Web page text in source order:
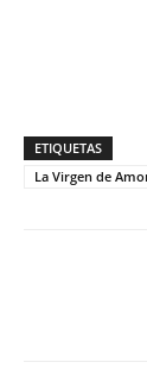
ETIQUETAS
La Virgen de